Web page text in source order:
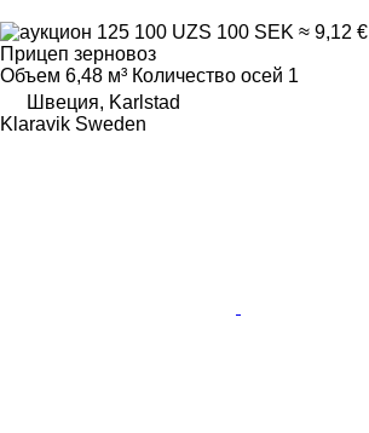
125 100 UZS 100 SEK ≈ 9,12 €
Прицеп зерновоз
Объем 6,48 м³ Количество осей 1
Швеция, Karlstad
Klaravik Sweden